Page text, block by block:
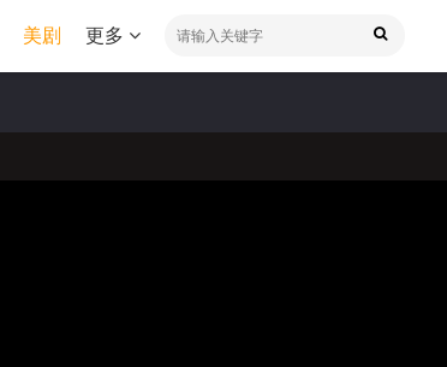
美剧 更多